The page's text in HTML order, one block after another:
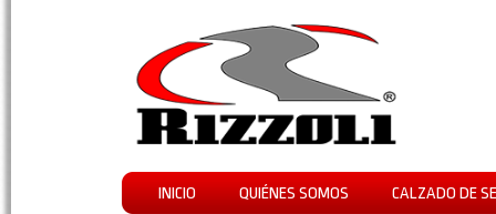
INICIO QUIÉNES SOMOS CALZADO DE